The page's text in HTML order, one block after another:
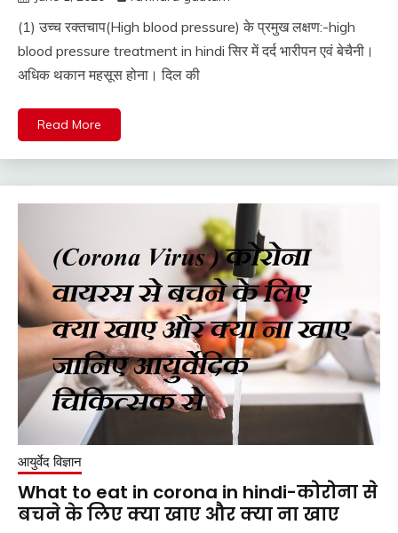
(1) उच्च रक्तचाप(High blood pressure) के प्रमुख लक्षण:-high
blood pressure treatment in hindi सिर में दर्द भारीपन एवं बेचैनी।
अधिक थकान महसूस होना। दिल की
Read More
आयुर्वेद विज्ञान
What to eat in corona in hindi-कोरोना से
बचने के लिए क्या खाए और क्या ना खाए